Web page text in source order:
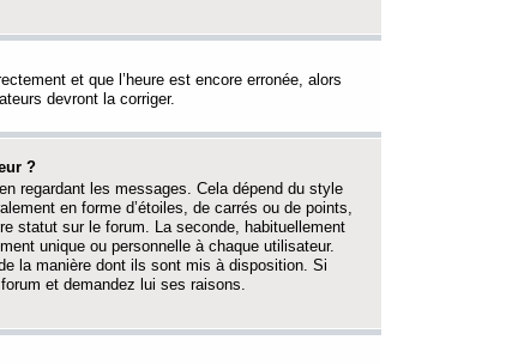
et que l’heure est encore erronée, alors
devront la corriger.
?
regardant les messages. Cela dépend du style
en forme d’étoiles, de carrés ou de points,
statut sur le forum. La seconde, habituellement
unique ou personnelle à chaque utilisateur.
la manière dont ils sont mis à disposition. Si
et demandez lui ses raisons.